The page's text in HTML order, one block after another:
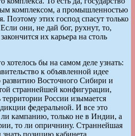
комплексом, а промышленностью
Поэтому этих господ спасут только
они, не дай бог, рухнут, то,
их карьера на столь
бы на самом деле узнать:
к объявленной идее
развитию Восточного Сибири и
страннейшей конфигурации,
территории России изымается
федеральной. И все это
ли кампанию, только не в Индии, а
то ли опричнину. Страннейшая
позицию кабинета.